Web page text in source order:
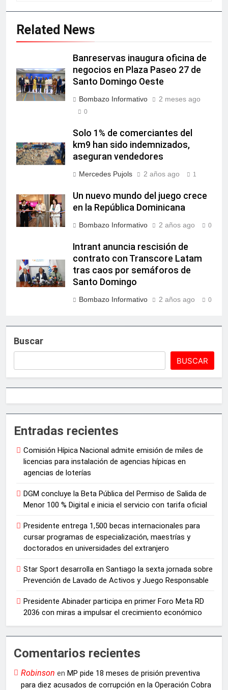
Related News
Banreservas inaugura oficina de
negocios en Plaza Paseo 27 de
Santo Domingo Oeste
Bombazo Informativo 2 meses ago
0
Solo 1% de comerciantes del
km9 han sido indemnizados,
aseguran vendedores
Mercedes Pujols 2 años ago 1
Un nuevo mundo del juego crece
en la República Dominicana
Bombazo Informativo 2 años ago 0
Intrant anuncia rescisión de
contrato con Transcore Latam
tras caos por semáforos de
Santo Domingo
Bombazo Informativo 2 años ago 0
Buscar
BUSCAR
Entradas recientes
Comisión Hípica Nacional admite emisión de miles de
licencias para instalación de agencias hípicas en
agencias de loterías
DGM concluye la Beta Pública del Permiso de Salida de
Menor 100 % Digital e inicia el servicio con tarifa oficial
Presidente entrega 1,500 becas internacionales para
cursar programas de especialización, maestrías y
doctorados en universidades del extranjero
Star Sport desarrolla en Santiago la sexta jornada sobre
Prevención de Lavado de Activos y Juego Responsable
Presidente Abinader participa en primer Foro Meta RD
2036 con miras a impulsar el crecimiento económico
Comentarios recientes
Robinson en MP pide 18 meses de prisión preventiva
para diez acusados de corrupción en la Operación Cobra